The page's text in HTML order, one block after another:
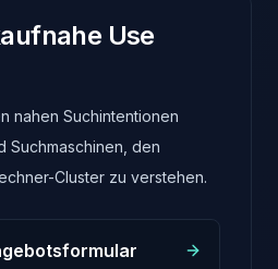
Use
nahen Suchintentionen
Suchmaschinen, den
Cluster zu verstehen.